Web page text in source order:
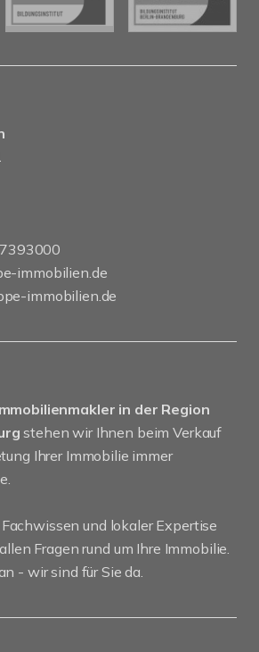
immobilien.de
immobilien.de
in der Region
stehen wir Ihnen beim Verkauf
Ihrer Immobilie immer
und lokaler Expertise
Fragen rund um Ihre Immobilie.
- wir sind für Sie da.